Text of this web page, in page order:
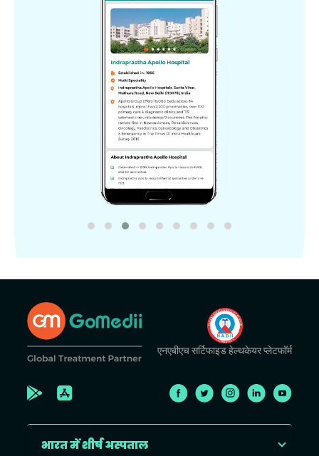
एनएबीएच सर्टिफाइड हेल्थकेयर प्लेटफॉर्म
भारत में शीर्ष अस्पताल